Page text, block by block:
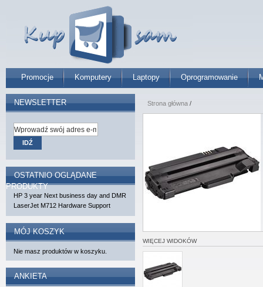
Promocje Komputery Laptopy Oprogramowanie
Strona główna /
WIĘCEJ WIDOKÓW
NEWSLETTER
IDŹ
OSTATNIO OGLĄDANE
PRODUKTY
HP 3 year Next business day and DMR
LaserJet M712 Hardware Support
MÓJ KOSZYK
Nie masz produktów w koszyku.
ANKIETA